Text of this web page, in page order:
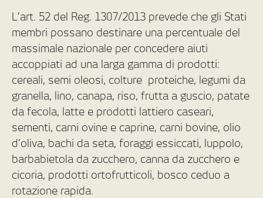
L’art. 52 del Reg. 1307/2013 prevede che gli Stati
membri possano destinare una percentuale del
massimale nazionale per concedere aiuti
accoppiati ad una larga gamma di prodotti:
cereali, semi oleosi, colture proteiche, legumi da
granella, lino, canapa, riso, frutta a guscio, patate
da fecola, latte e prodotti lattiero caseari,
sementi, carni ovine e caprine, carni bovine, olio
d’oliva, bachi da seta, foraggi essiccati, luppolo,
barbabietola da zucchero, canna da zucchero e
cicoria, prodotti ortofrutticoli, bosco ceduo a
rotazione rapida.